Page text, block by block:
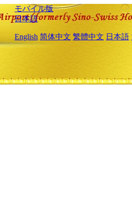
モバイル版
日本語
English 简体中文 繁體中文 日本語